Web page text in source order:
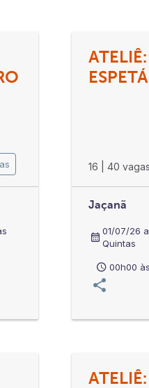
16 40 vagas
Jaçanã
01/07/26
Quintas
00h00